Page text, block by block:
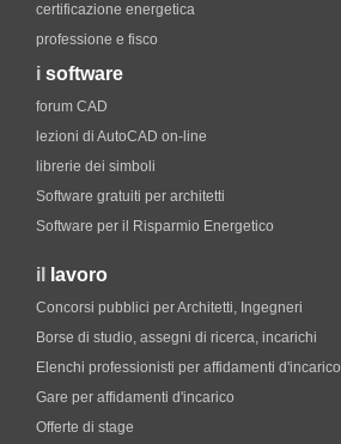
certificazione energetica
professione e fisco
i software
forum CAD
lezioni di AutoCAD on-line
librerie dei simboli
Software gratuiti per architetti
Software per il Risparmio Energetico
il lavoro
Concorsi pubblici per Architetti, Ingegneri
Borse di studio, assegni di ricerca, incarichi
Elenchi professionisti per affidamenti d'incarico
Gare per affidamenti d'incarico
Offerte di stage